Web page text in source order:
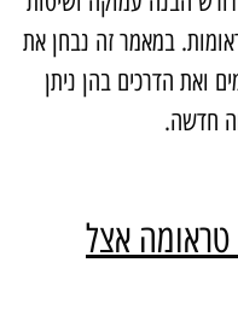
במאמר זה נבחן את
הדרכים בהן ניתן
אצל